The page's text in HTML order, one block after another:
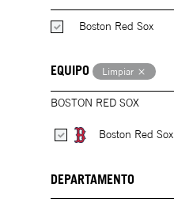
Boston Red Sox
EQUIPO Limpiar
BOSTON RED SOX
Boston Red Sox
DEPARTAMENTO